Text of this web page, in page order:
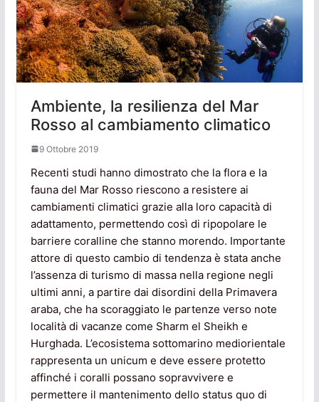
Ambiente, la resilienza del Mar
Rosso al cambiamento climatico
9 Ottobre 2019
Recenti studi hanno dimostrato che la flora e la
fauna del Mar Rosso riescono a resistere ai
cambiamenti climatici grazie alla loro capacità di
adattamento, permettendo così di ripopolare le
barriere coralline che stanno morendo. Importante
attore di questo cambio di tendenza è stata anche
l’assenza di turismo di massa nella regione negli
ultimi anni, a partire dai disordini della Primavera
araba, che ha scoraggiato le partenze verso note
località di vacanze come Sharm el Sheikh e
Hurghada. L’ecosistema sottomarino mediorientale
rappresenta un unicum e deve essere protetto
affinché i coralli possano sopravvivere e
permettere il mantenimento dello status quo di